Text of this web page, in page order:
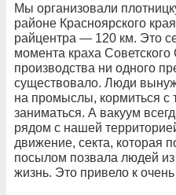
Мы организовали
районе Красноярского
райцентра — 120 км. Это
момента краха
производства ни одного
существовало. Люди
на промыслы, кормиться с
заниматься. А вакуум
рядом с нашей
движение, секта, которая
посылом позвала людей
жизнь. Это привело к